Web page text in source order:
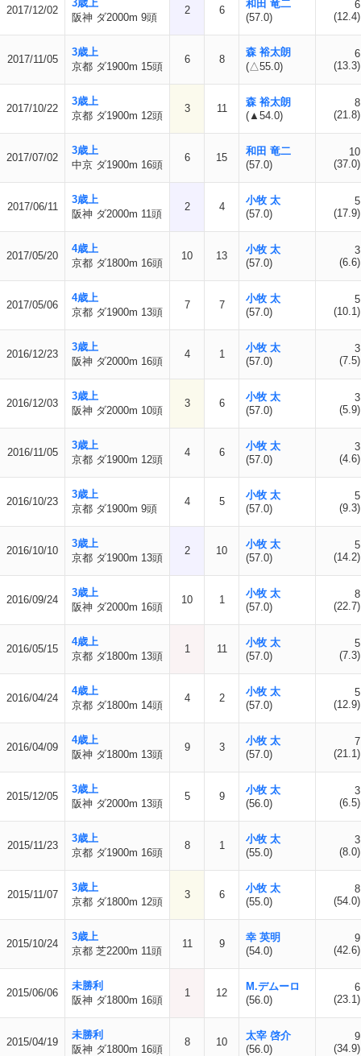
2017/12/02
3歳上
阪神 ダ2000m 9頭
2 6
和田 竜二
(57.0)
6
(12.4)
2017/11/05
3歳上
京都 ダ1900m 15頭
6 8
森 裕太朗
(△55.0)
6
(13.3)
2017/10/22
3歳上
京都 ダ1900m 12頭
3 11
森 裕太朗
(▲54.0)
8
(21.8)
2017/07/02
3歳上
中京 ダ1900m 16頭
6 15
和田 竜二
(57.0)
10
(37.0)
2017/06/11
3歳上
阪神 ダ2000m 11頭
2 4
小牧 太
(57.0)
5
(17.9)
2017/05/20
4歳上
京都 ダ1800m 16頭
10 13
小牧 太
(57.0)
3
(6.6)
2017/05/06
4歳上
京都 ダ1900m 13頭
7 7
小牧 太
(57.0)
5
(10.1)
2016/12/23
3歳上
阪神 ダ2000m 16頭
4 1
小牧 太
(57.0)
3
(7.5)
2016/12/03
3歳上
阪神 ダ2000m 10頭
3 6
小牧 太
(57.0)
3
(5.9)
2016/11/05
3歳上
京都 ダ1900m 12頭
4 6
小牧 太
(57.0)
3
(4.6)
2016/10/23
3歳上
京都 ダ1900m 9頭
4 5
小牧 太
(57.0)
5
(9.3)
2016/10/10
3歳上
京都 ダ1900m 13頭
2 10
小牧 太
(57.0)
5
(14.2)
2016/09/24
3歳上
阪神 ダ2000m 16頭
10 1
小牧 太
(57.0)
8
(22.7)
2016/05/15
4歳上
京都 ダ1800m 13頭
1 11
小牧 太
(57.0)
5
(7.3)
2016/04/24
4歳上
京都 ダ1800m 14頭
4 2
小牧 太
(57.0)
5
(12.9)
2016/04/09
4歳上
阪神 ダ1800m 13頭
9 3
小牧 太
(57.0)
7
(21.1)
2015/12/05
3歳上
阪神 ダ2000m 13頭
5 9
小牧 太
(56.0)
3
(6.5)
2015/11/23
3歳上
京都 ダ1900m 16頭
8 1
小牧 太
(55.0)
3
(8.0)
2015/11/07
3歳上
京都 ダ1800m 12頭
3 6
小牧 太
(55.0)
8
(54.0)
2015/10/24
3歳上
京都 芝2200m 11頭
11 9
幸 英明
(54.0)
9
(42.6)
2015/06/06
未勝利
阪神 ダ1800m 16頭
1 12
M.デムーロ
(56.0)
6
(23.1)
2015/04/19
未勝利
阪神 ダ1800m 16頭
8 10
太宰 啓介
(56.0)
9
(34.9)